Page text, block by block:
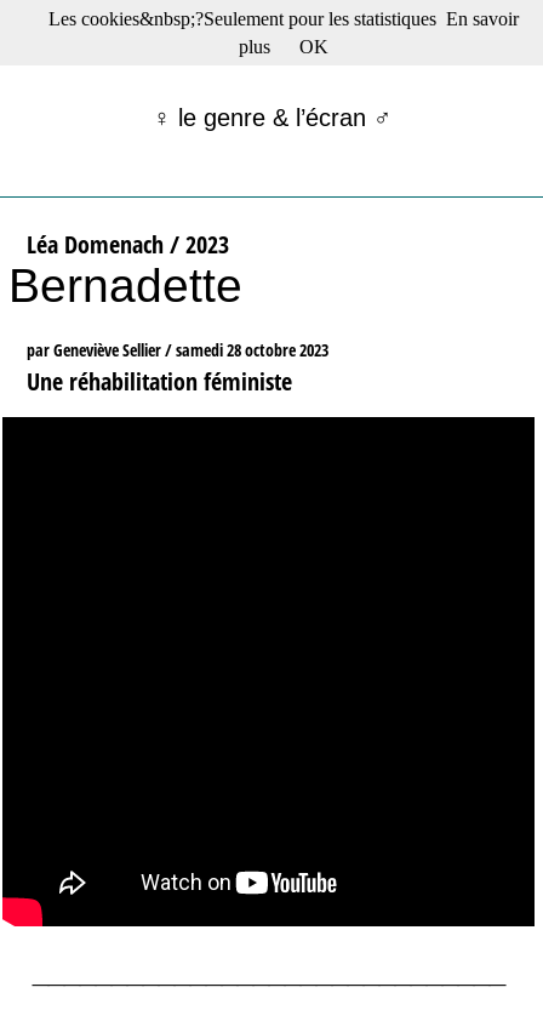
☰ Menu
Films récents
Tribunes
Bloc-notes
Archives
S’abonner à la Lettre !
♀ le genre & l’écran ♂
Léa Domenach / 2023
Bernadette
par Geneviève Sellier /samedi 28 octobre 2023
Une réhabilitation féministe
Les cookies&nbsp;?Seulement pour les statistiques En savoir
plus
OK